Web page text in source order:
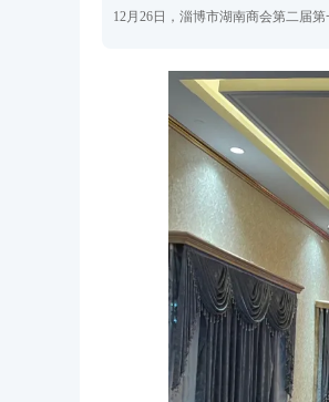
12月26日，淄博市湖南商会第二届